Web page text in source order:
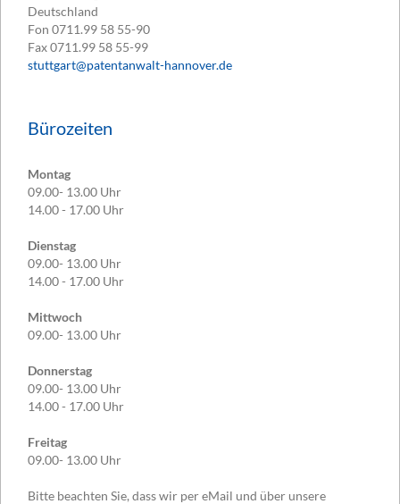
Deutschland
Fon 0711.99 58 55-90
Fax0711.99 58 55-99
stuttgart@patentanwalt-hannover.de
Bürozeiten
Montag
09.00- 13.00 Uhr
14.00 - 17.00 Uhr
Dienstag
09.00- 13.00 Uhr
14.00 - 17.00 Uhr
Mittwoch
09.00- 13.00 Uhr
Donnerstag
09.00- 13.00 Uhr
14.00 - 17.00 Uhr
Freitag
09.00- 13.00 Uhr
Bitte beachten Sie, dass wir per eMail und über unsere